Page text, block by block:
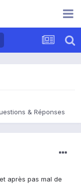
& Réponses
après pas mal de